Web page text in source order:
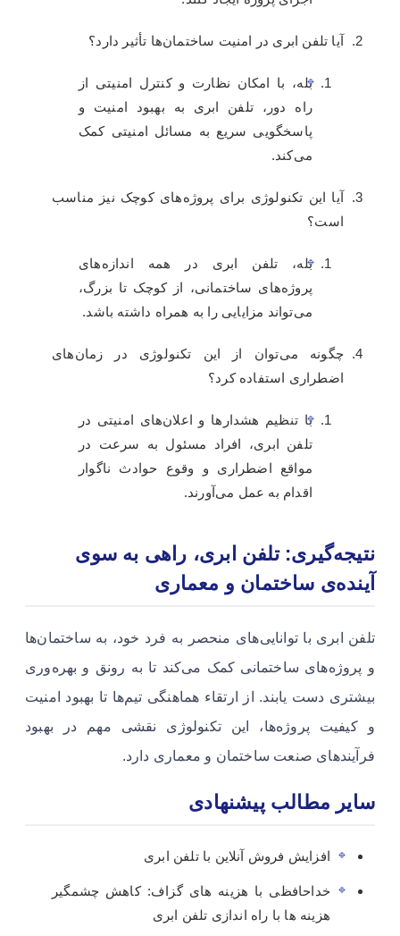
آیا تلفن ابری در امنیت ساختمان‌ها تأثیر دارد؟
بله، با امکان نظارت و کنترل امنیتی از
راه دور، تلفن ابری به بهبود امنیت و
پاسخگویی سریع به مسائل امنیتی کمک
می‌کند.
آیا این تکنولوژی برای پروژه‌های کوچک نیز مناسب
است؟
بله، تلفن ابری در همه اندازه‌های
پروژه‌های ساختمانی، از کوچک تا بزرگ،
می‌تواند مزایایی را به همراه داشته باشد.
چگونه می‌توان از این تکنولوژی در زمان‌های
اضطراری استفاده کرد؟
با تنظیم هشدارها و اعلان‌های امنیتی در
تلفن ابری، افراد مسئول به سرعت در
مواقع اضطراری و وقوع حوادث ناگوار
اقدام به عمل می‌آورند.
نتیجه‌گیری: تلفن ابری، راهی به سوی
آینده‌ی ساختمان و معماری
تلفن ابری با توانایی‌های منحصر به فرد خود، به ساختمان‌ها
و پروژه‌های ساختمانی کمک می‌کند تا به رونق و بهره‌وری
بیشتری دست یابند. از ارتقاء هماهنگی تیم‌ها تا بهبود امنیت
و کیفیت پروژه‌ها، این تکنولوژی نقشی مهم در بهبود
فرآیندهای صنعت ساختمان و معماری دارد.
سایر مطالب پیشنهادی
افزایش فروش آنلاین با تلفن ابری
خداحافظی با هزینه های گزاف: کاهش چشمگیر
هزینه ها با راه اندازی تلفن ابری